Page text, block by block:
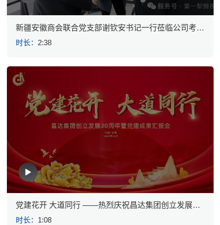
新疆安徽商会联合党支部谢钦安书记一行莅临公司考察
指导
时长： 2:38
党建花开 大道同行 ——热烈庆祝昌达集团创立发展20
周年暨党建成果汇报会圆满成功 ！
时长： 1:08